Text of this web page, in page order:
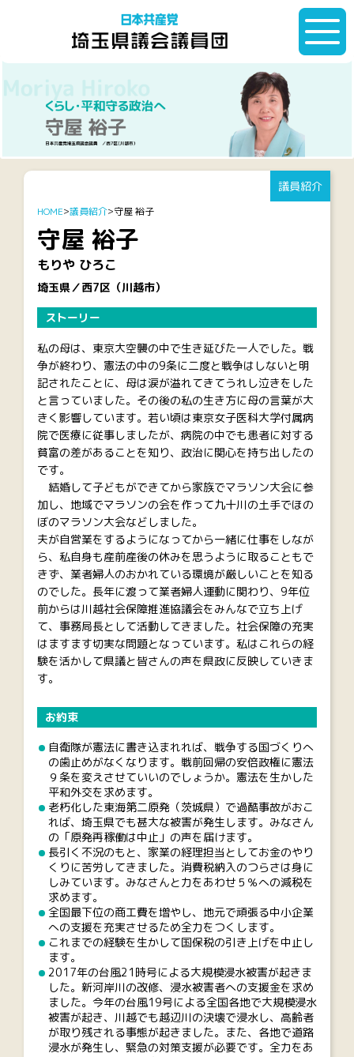
議員紹介
HOME 議員紹介 守屋 裕子
守屋 裕子
もりや ひろこ
埼玉県／西7区（川越市）
ストーリー
私の母は、東京大空襲の中で生き延びた一人でした。戦
争が終わり、憲法の中の9条に二度と戦争はしないと明
記されたことに、母は涙が溢れてきてうれし泣きをした
と言っていました。その後の私の生き方に母の言葉が大
きく影響しています。若い頃は東京女子医科大学付属病
院で医療に従事しましたが、病院の中でも患者に対する
貧富の差があることを知り、政治に関心を持ち出したの
です。
結婚して子どもができてから家族でマラソン大会に参
加し、地域でマラソンの会を作って九十川の土手でほの
ぼのマラソン大会などしました。
夫が自営業をするようになってから一緒に仕事をしなが
ら、私自身も産前産後の休みを思うように取ることもで
きず、業者婦人のおかれている環境が厳しいことを知る
のでした。長年に渡って業者婦人運動に関わり、9年位
前からは川越社会保障推進協議会をみんなで立ち上げ
て、事務局長として活動してきました。社会保障の充実
はますます切実な問題となっています。私はこれらの経
験を活かして県議と皆さんの声を県政に反映していきま
す。
お約束
自衛隊が憲法に書き込まれれば、戦争する国づくりへ
の歯止めがなくなります。戦前回帰の安倍政権に憲法
９条を変えさせていいのでしょうか。憲法を生かした
平和外交を求めます。
老朽化した東海第二原発（茨城県）で過酷事故がおこ
れば、埼玉県でも甚大な被害が発生します。みなさん
の「原発再稼働は中止」の声を届けます。
長引く不況のもと、家業の経理担当としてお金のやり
くりに苦労してきました。消費税納入のつらさは身に
しみています。みなさんと力をあわせ５％への減税を
求めます。
全国最下位の商工費を増やし、地元で頑張る中小企業
への支援を充実させるため全力をつくします。
これまでの経験を生かして国保税の引き上げを中止し
ます。
2017年の台風21時号による大規模浸水被害が起きま
した。新河岸川の改修、浸水被害者への支援金を求め
ました。今年の台風19号による全国各地で大規模浸水
被害が起き、川越でも越辺川の決壊で浸水し、高齢者
が取り残される事態が起きました。また、各地で道路
浸水が発生し、緊急の対策支援が必要です。全力をあ